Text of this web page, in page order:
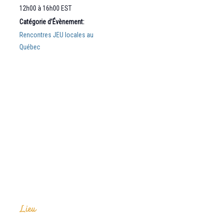
12h00 à 16h00 EST
Catégorie d’Évènement:
Rencontres JEU locales au
Québec
Lieu